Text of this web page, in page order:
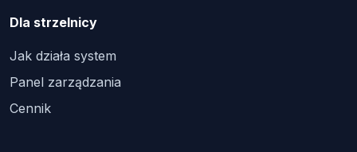
Dla strzelnicy
Jak działa system
Panel zarządzania
Cennik